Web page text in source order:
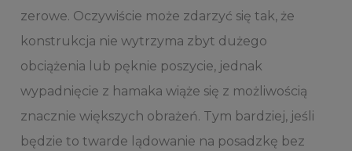
zerowe. Oczywiście może zdarzyć się tak, że
konstrukcja nie wytrzyma zbyt dużego
obciążenia lub pęknie poszycie, jednak
wypadnięcie z hamaka wiąże się z możliwością
znacznie większych obrażeń. Tym bardziej, jeśli
będzie to twarde lądowanie na posadzkę bez